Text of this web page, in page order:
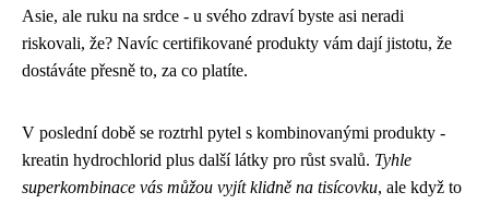
Asie, ale ruku na srdce - u svého zdraví byste asi neradi
riskovali, že? Navíc certifikované produkty vám dají jistotu, že
dostáváte přesně to, za co platíte.
V poslední době se roztrhl pytel s kombinovanými produkty -
kreatin hydrochlorid plus další látky pro růst svalů. Tyhle
superkombinace vás můžou vyjít klidně na tisícovku, ale když to